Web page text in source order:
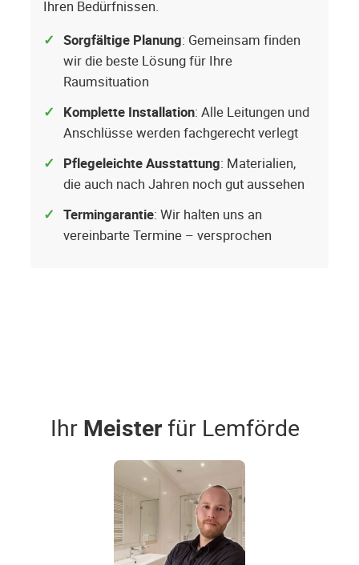
Ihren Bedürfnissen.
Sorgfältige Planung: Gemeinsam finden
wir die beste Lösung für Ihre
Raumsituation
Komplette Installation: Alle Leitungen und
Anschlüsse werden fachgerecht verlegt
Pflegeleichte Ausstattung: Materialien,
die auch nach Jahren noch gut aussehen
Termingarantie: Wir halten uns an
vereinbarte Termine – versprochen
Ihr Meisterfür Lemförde